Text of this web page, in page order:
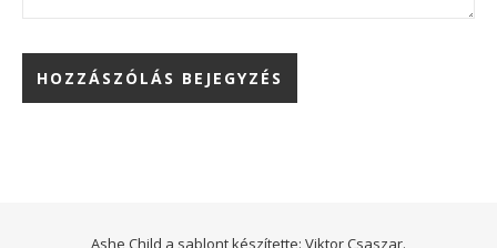
Ashe Child a sablont készítette: Viktor Csaszar.